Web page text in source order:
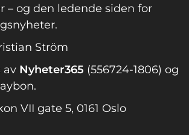
– og den ledende siden for
Ström
av Nyheter365 (556724-1806) og
VII gate 5, 0161 Oslo